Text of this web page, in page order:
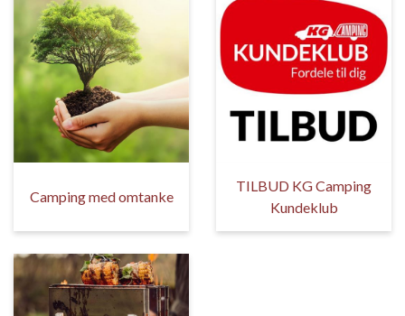
Camping med omtanke
TILBUD KG Camping
Kundeklub